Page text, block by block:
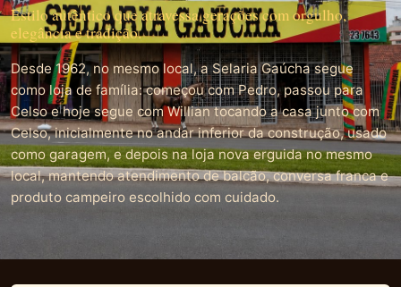
Estilo autêntico que atravessa gerações com orgulho,
elegância e tradição.
Desde 1962, no mesmo local, a Selaria Gaúcha segue
como loja de família: começou com Pedro, passou para
Celso e hoje segue com Willian tocando a casa junto com
Celso, inicialmente no andar inferior da construção, usado
como garagem, e depois na loja nova erguida no mesmo
local, mantendo atendimento de balcão, conversa franca e
produto campeiro escolhido com cuidado.